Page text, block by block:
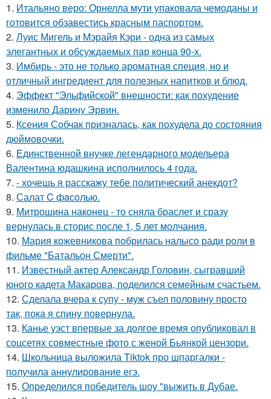
1. Итальяно веро: Орнелла мути упаковала чемоданы и
готовится обзавестись красным паспортом.
2. Луис Мигель и Мэрайя Кэри - одна из самых
элегантных и обсуждаемых пар конца 90-х.
3. Имбирь - это не только ароматная специя, но и
отличный ингредиент для полезных напитков и блюд.
4. Эффект "Эльфийской" внешности: как похудение
изменило Дарину Эрвин.
5. Ксения Собчак призналась, как похудела до состояния
дюймовочки.
6. Единственной внучке легендарного модельера
Валентина юдашкина исполнилось 4 года.
7. - хочешь я расскажу тебе политический анекдот?
8. Салат C фaсoлью.
9. Митрошина наконец - то сняла браслет и сразу
вернулась в сторис после 1, 5 лет молчания.
10. Мария кожевникова побрилась налысо ради роли в
фильме "Батальон Смерти".
11. Известный актер Александр Головин, сыгравший
юного кадета Макарова, поделился семейным счастьем.
12. Сделала вчера к супу - муж съел половину просто
так, пока я спину повернула.
13. Канье уэст впервые за долгое время опубликовал в
соцсетях совместные фото с женой Бьянкой цензори.
14. Школьница выложила Tiktok про шпаргалки -
получила аннулирование егэ.
15. Определился победитель шоу "выжить в Дубае.